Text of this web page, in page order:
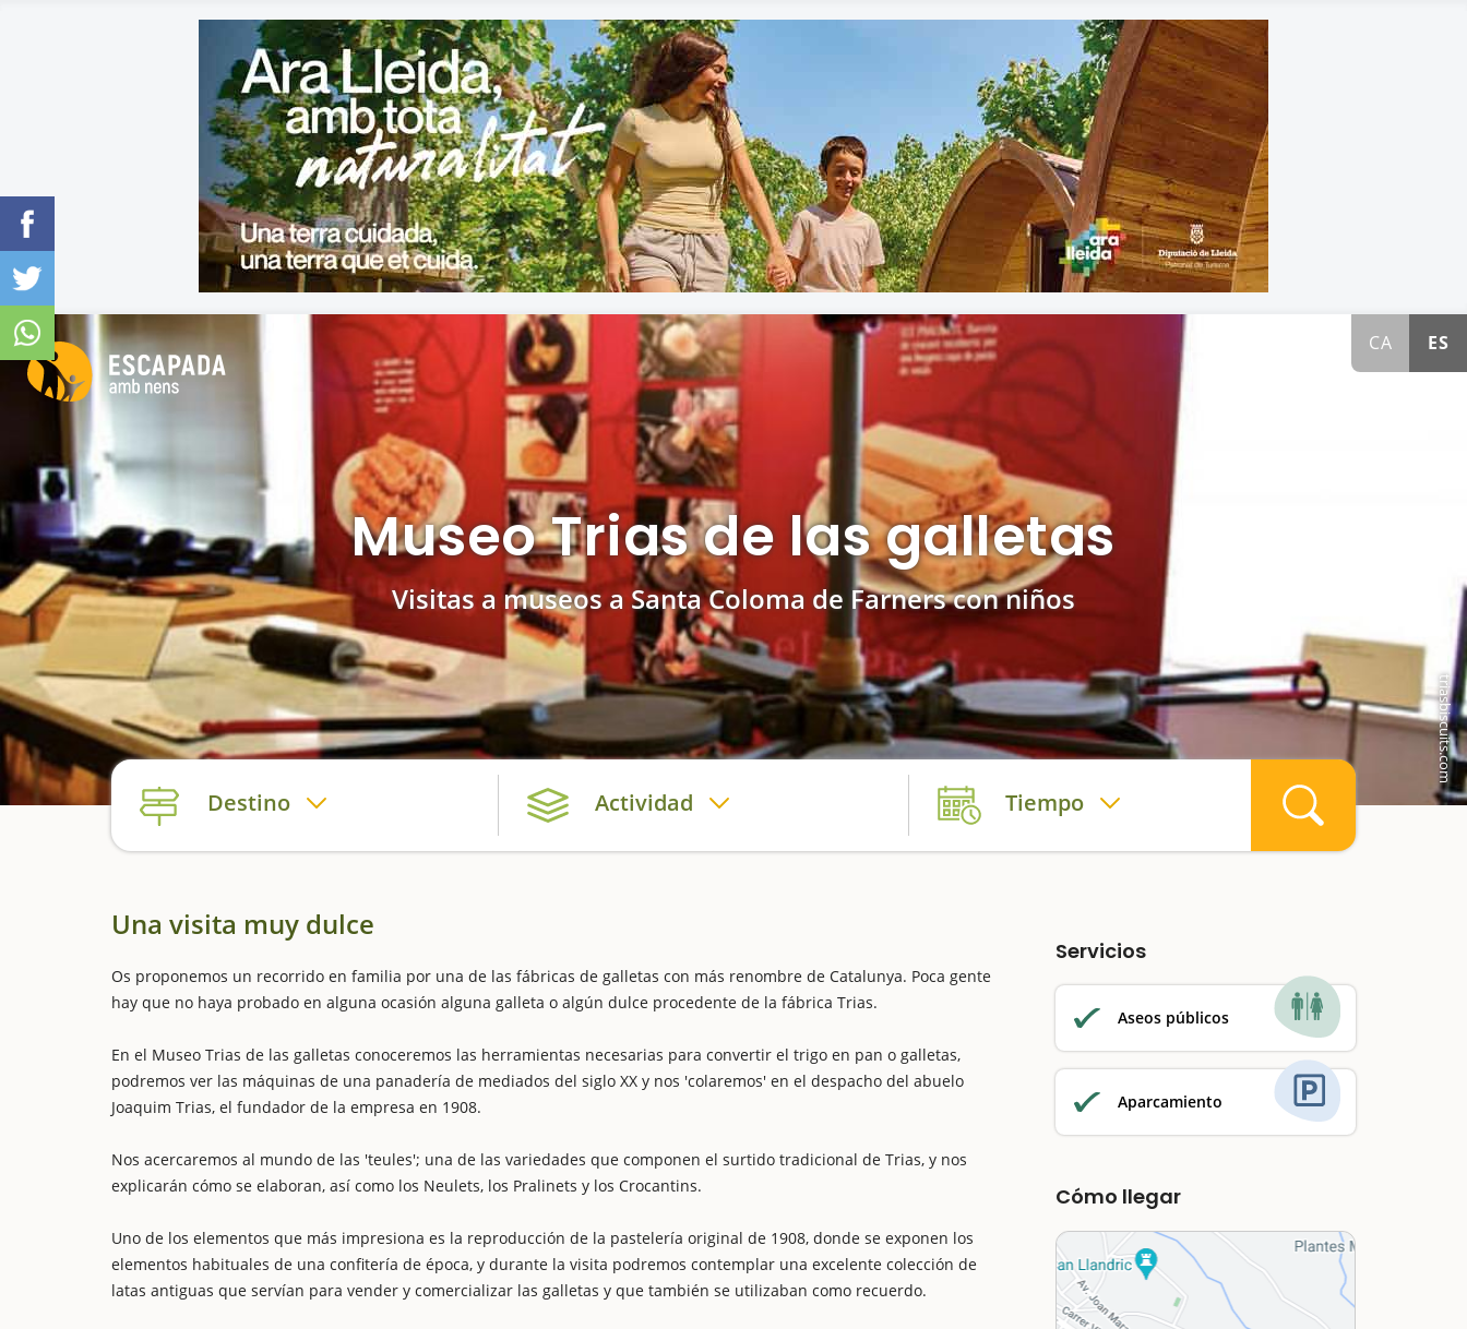
CA ES
Museo Trias de las galletas
Visitas a museos a Santa Coloma de Farners con niños
triasbiscuits.com
Destino Actividad Tiempo
Una visita muy dulce
Os proponemos un recorrido en familia por una de las fábricas de galletas con más renombre de Catalunya. Poca gente
hay que no haya probado en alguna ocasión alguna galleta o algún dulce procedente de la fábrica Trias.
En el Museo Trias de las galletas conoceremos las herramientas necesarias para convertir el trigo en pan o galletas,
podremos ver las máquinas de una panadería de mediados del siglo XX y nos 'colaremos' en el despacho del abuelo
Joaquim Trias, el fundador de la empresa en 1908.
Nos acercaremos al mundo de las 'teules'; una de las variedades que componen el surtido tradicional de Trias, y nos
explicarán cómo se elaboran, así como los Neulets, los Pralinets y los Crocantins.
Uno de los elementos que más impresiona es la reproducción de la pastelería original de 1908, donde se exponen los
elementos habituales de una confitería de época, y durante la visita podremos contemplar una excelente colección de
latas antiguas que servían para vender y comercializar las galletas y que también se utilizaban como recuerdo.
Servicios
Aseos públicos
Aparcamiento
Cómo llegar